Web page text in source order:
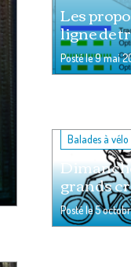
Les
ligne de
Posté le9 mai
Balades à vélo
grands
Posté le5